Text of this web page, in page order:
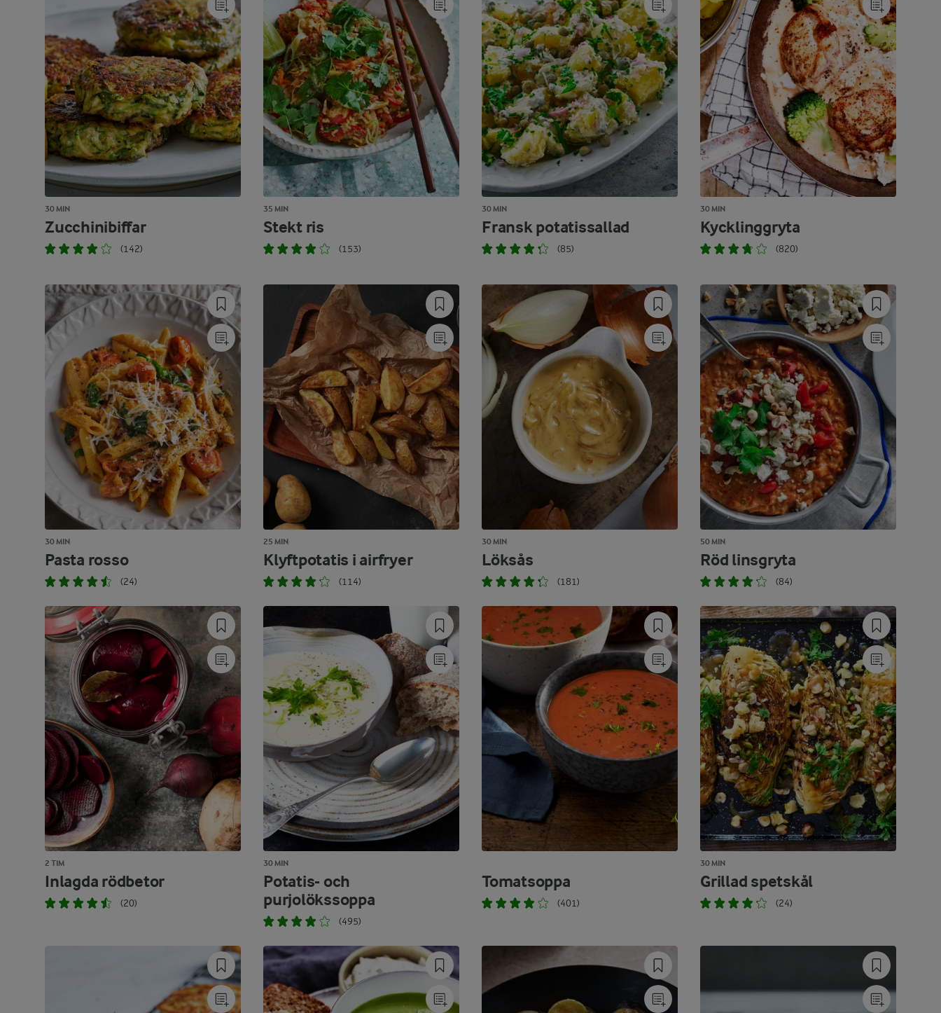
30 MIN
Zucchinibiffar
(142)
35 MIN
Stekt ris
(153)
30 MIN
Fransk potatissallad
(85)
30 MIN
Kycklinggryta
(820)
30 MIN
Pasta rosso
(24)
25 MIN
Klyftpotatis i airfryer
(114)
30 MIN
Löksås
(181)
50 MIN
Röd linsgryta
(84)
2 TIM
Inlagda rödbetor
(20)
30 MIN
Potatis- och
purjolökssoppa
(495)
Tomatsoppa
(401)
30 MIN
Grillad spetskål
(24)